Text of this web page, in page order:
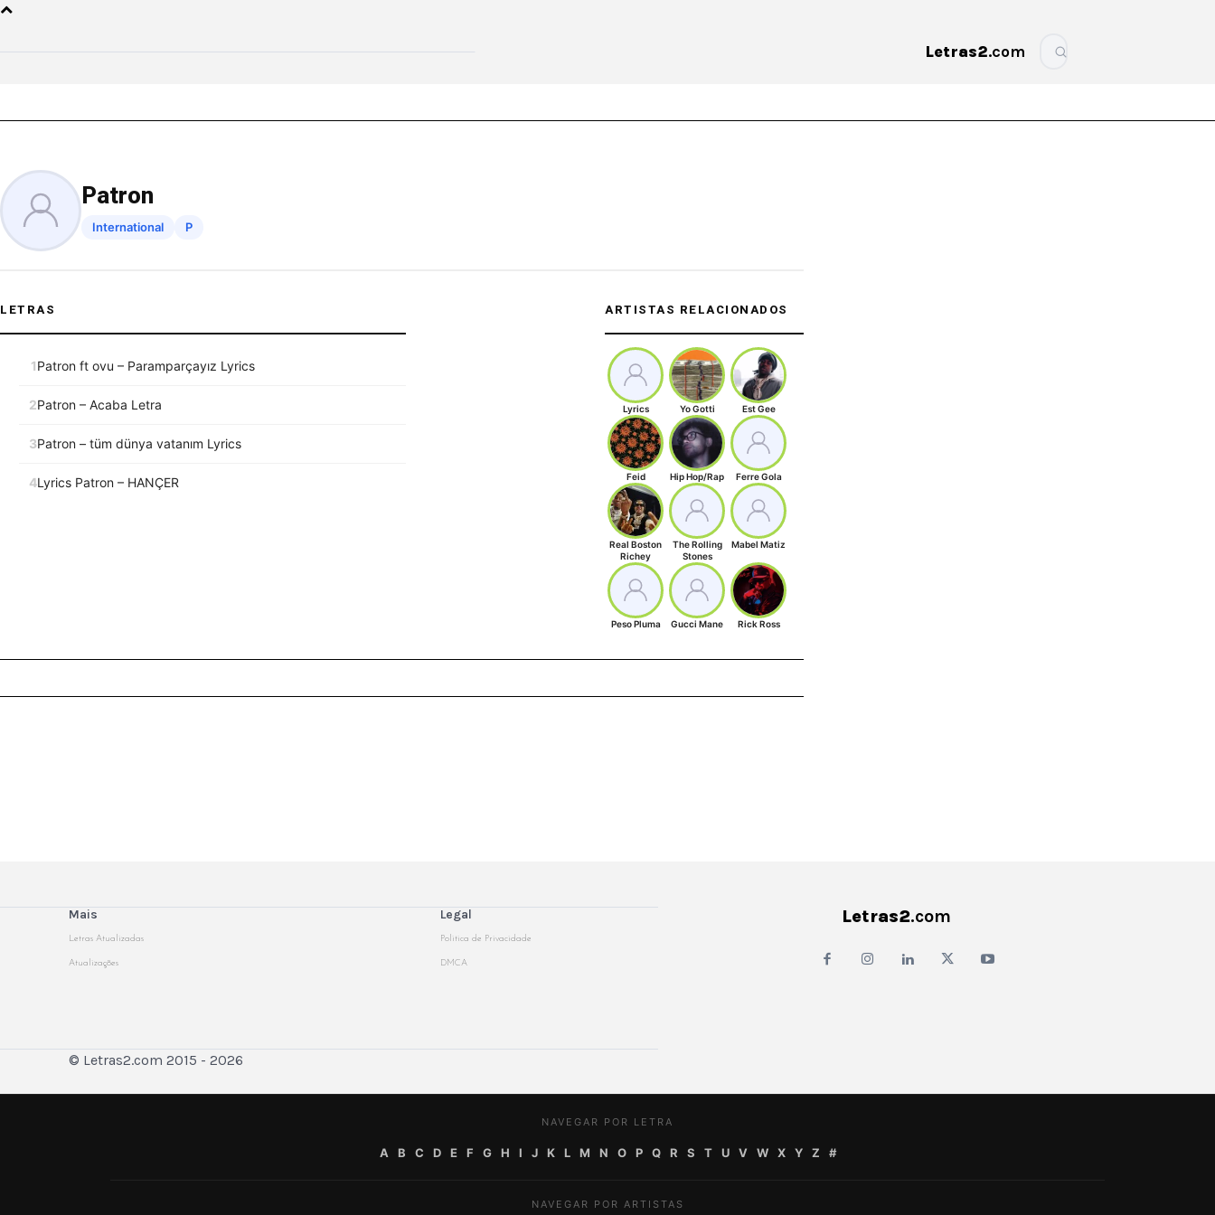
Letras2.com
Patron
International P
LETRAS
1Patron ft ovu – Paramparçayız Lyrics
2Patron – Acaba Letra
3Patron – tüm dünya vatanım Lyrics
4Lyrics Patron – HANÇER
ARTISTAS RELACIONADOS
Lyrics Yo Gotti Est Gee
Feid Hip Hop/Rap Ferre Gola
Real Boston
Richey
The Rolling
Stones
Mabel Matiz
Peso Pluma Gucci Mane Rick Ross
Mais
Letras Atualizadas
Atualizações
Legal
Politica de Privacidade
DMCA
Letras2.com
© Letras2.com 2015 - 2026
NAVEGAR POR LETRA
A B C D E F G H I J K L M N O P Q R S T U V W X Y Z #
NAVEGAR POR ARTISTAS